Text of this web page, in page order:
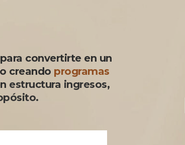
convertirte en un
creando programas
estructura ingresos,